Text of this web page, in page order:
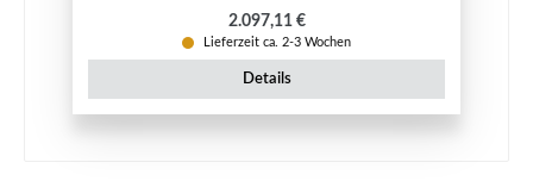
Regulärer Preis:
2.097,11 €
Lieferzeit ca. 2-3 Wochen
Details